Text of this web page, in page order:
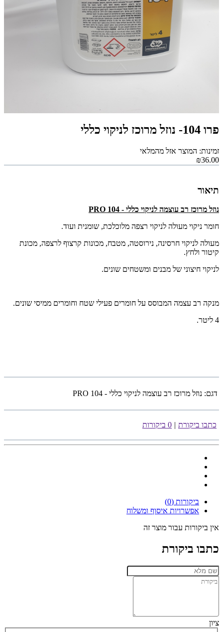
פרו 104- נוזל מרוכז לניקוי כללי
זמינות: המוצר אזל מהמלאי
₪36.00
תיאור
נוזל מרוכז רב עוצמה לניקוי כללי - PRO 104
חומר ניקוי מעולה לניקוי רצפה מלוכלכת, שומנית ועוד.
מעולה לניקוי חרסינה, נירוסטה, מטבח, מכונות קרצוף לרצפה, מכונת
קיטור ולחץ.
לניקוי חיצוני של מבנים ומשטחים שונים.
מנקה רב עצמה המבוסס על חומרים פעילי שטח וחומרים ממיסי שונים.
4 ליטר.
דגם: נוזל מרוכז רב עוצמה לניקוי כללי - PRO 104
כתבו ביקורת | 0 ביקורות
ביקורות (0)
אפשרויות איסוף ומשלוח
אין ביקורות עבור מוצר זה
כתבו ביקורת
ציון